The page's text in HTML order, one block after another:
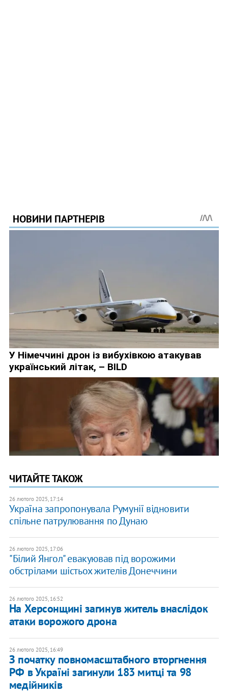
ЧИТАЙТЕ ТАКОЖ
26 лютого 2025, 17:14
Україна запропонувала Румунії відновити
спільне патрулювання по Дунаю
26 лютого 2025, 17:06
"Білий Янгол" евакуював під ворожими
обстрілами шістьох жителів Донеччини
26 лютого 2025, 16:52
На Херсонщині загинув житель внаслідок
атаки ворожого дрона
26 лютого 2025, 16:49
З початку повномасштабного вторгнення
РФ в Україні загинули 183 митці та 98
медійників